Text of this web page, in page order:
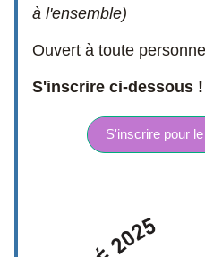
à l'ensemble)
Ouvert à toute
S'inscrire ci-dessous !
S'inscrire pour